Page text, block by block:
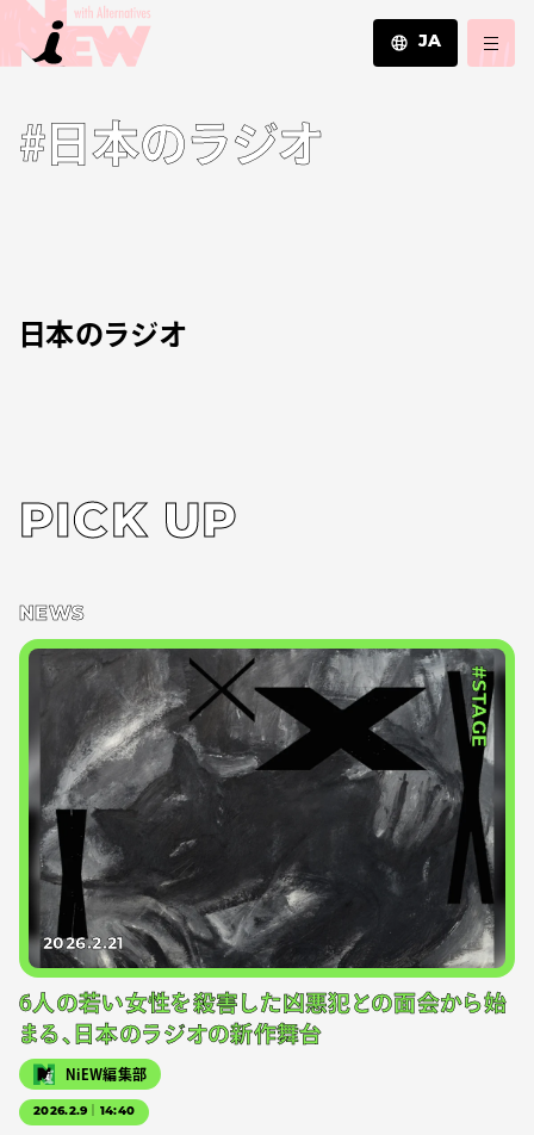
JA
#日本のラジオ
日本のラジオ
PICK UP
NEWS
#STAGE
2026.2.21
6人の若い女性を殺害した凶悪犯との面会から始
まる、日本のラジオの新作舞台
NiEW編集部
2026.2.9｜14:40